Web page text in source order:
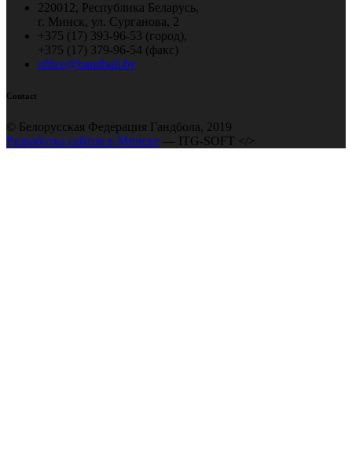
220012, Республика Беларусь,
г. Минск, ул. Сурганова, 2
+375 (17) 393-96-53 (город),
+375 (17) 379-96-54 (факс)
office@handball.by
Contact
© Белорусская Федерация Гандбола, 2019
Разработка сайтов в Минске — ITG-SOFT </>